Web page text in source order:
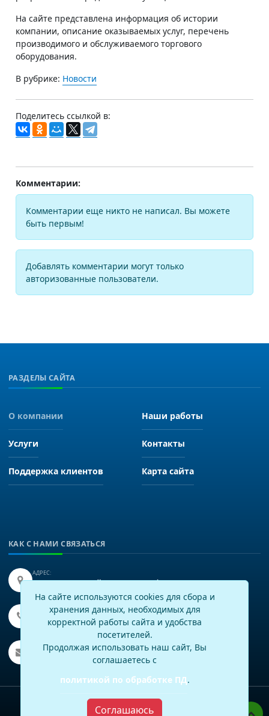
На сайте представлена информация об истории
компании, описание оказываемых услуг, перечень
производимого и обслуживаемого торгового
оборудования.
В рубрике: Новости
Поделитесь ссылкой в:
Комментарии:
Комментарии еще никто не написал. Вы можете
быть первым!
Добавлять комментарии могут только
авторизованные пользователи.
РАЗДЕЛЫ САЙТА
О компании Наши работы
Услуги Контакты
Поддержка клиентов Карта сайта
КАК С НАМИ СВЯЗАТЬСЯ
АДРЕС:
Иркутск, улица Байкальская 249, офис 225.
ТЕЛЕФОН:
+7(3952)43-60-16
EMAIL:
info@virtech.ru
Политика по работе с персональными данными
На сайте используются cookies для сбора и
хранения данных, необходимых для
корректной работы сайта и удобства
посетителей.
Продолжая использовать наш сайт, Вы
соглашаетесь с
политикой по обработке ПД.
Соглашаюсь